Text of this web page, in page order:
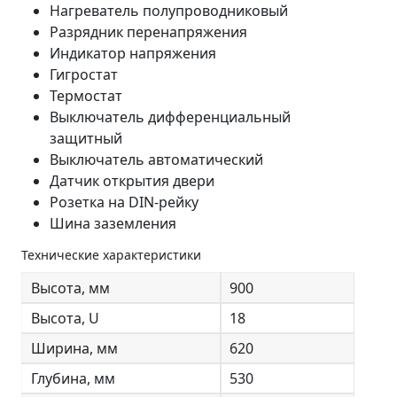
Нагреватель полупроводниковый
Разрядник перенапряжения
Индикатор напряжения
Гигростат
Термостат
Выключатель дифференциальный
защитный
Выключатель автоматический
Датчик открытия двери
Розетка на DIN-рейку
Шина заземления
Технические характеристики
Высота, мм
900
Высота, U
18
Ширина, мм
620
Глубина, мм
530